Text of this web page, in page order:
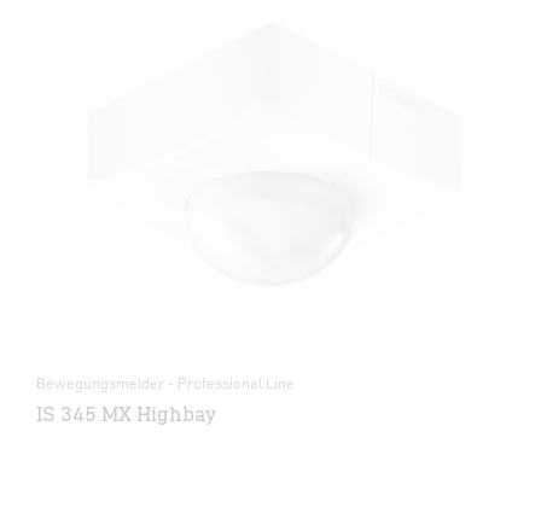
Bewegungsmelder - Professional Line
IS 345 MX Highbay